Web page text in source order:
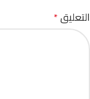
التعليق*